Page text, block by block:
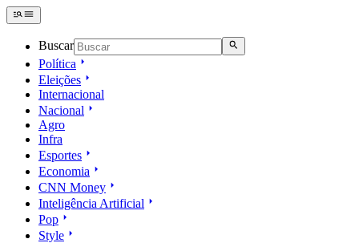
Buscar
Política
Eleições
Internacional
Nacional
Agro
Infra
Esportes
Economia
CNN Money
Inteligência Artificial
Pop
Style